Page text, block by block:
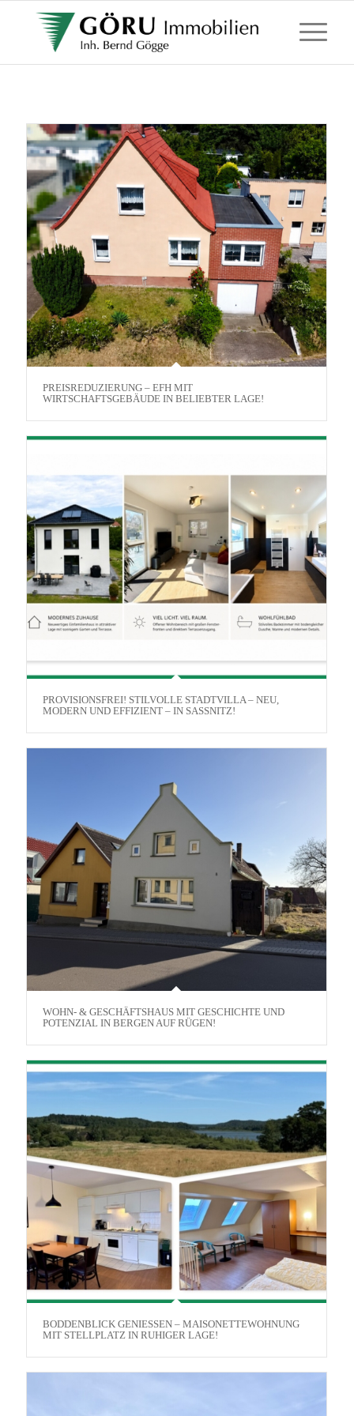
PREISREDUZIERUNG – EFH MIT
WIRTSCHAFTSGEBÄUDE IN BELIEBTER LAGE!
PROVISIONSFREI! STILVOLLE STADTVILLA – NEU,
MODERN UND EFFIZIENT – IN SASSNITZ!
WOHN- & GESCHÄFTSHAUS MIT GESCHICHTE UND
POTENZIAL IN BERGEN AUF RÜGEN!
BODDENBLICK GENIESSEN – MAISONETTEWOHNUNG M
IT STELLPLATZ IN RUHIGER LAGE!